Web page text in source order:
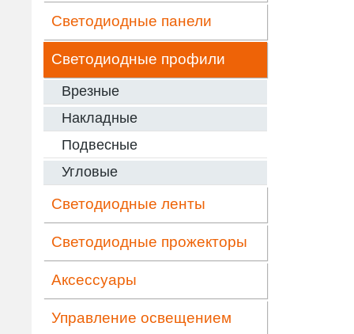
Светодиодные панели
Светодиодные профили
Врезные
Накладные
Подвесные
Угловые
Светодиодные ленты
Светодиодные прожекторы
Аксессуары
Управление освещением